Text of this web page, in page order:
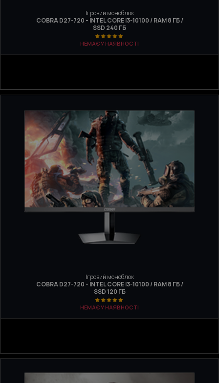
Ігровий моноблок
COBRA D27-720 - INTEL CORE I3-10100 / RAM 8 ГБ /
SSD 240 ГБ
НЕМАЄ У НАЯВНОСТІ
Ігровий моноблок
COBRA D27-720 - INTEL CORE I3-10100 / RAM 8 ГБ /
SSD 120 ГБ
НЕМАЄ У НАЯВНОСТІ